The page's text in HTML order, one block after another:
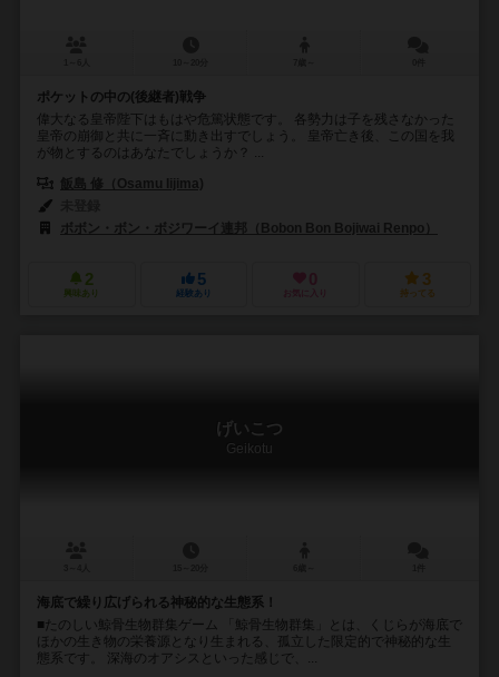
ポケットの中の(後継者)戦争
偉大なる皇帝陛下はもはや危篤状態です。 各勢力は子を残さなかった
皇帝の崩御と共に一斉に動き出すでしょう。 皇帝亡き後、この国を我
が物とするのはあなたでしょうか？ ...
飯島 修（Osamu Iijima)
ボボン・ボン・ボジワーイ連邦（Bobon Bon Bojiwai Renpo）
2
興味あり
5
経験あり
0
お気に入り
3
持ってる
げいこつ
Geikotu
海底で繰り広げられる神秘的な生態系！
■たのしい鯨骨生物群集ゲーム 「鯨骨生物群集」とは、くじらが海底で
ほかの生き物の栄養源となり生まれる、孤立した限定的で神秘的な生
態系です。 深海のオアシスといった感じで、...